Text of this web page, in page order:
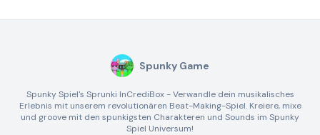
Spunky Game
Spunky Spiel's Sprunki InCrediBox - Verwandle dein musikalisches
Erlebnis mit unserem revolutionären Beat-Making-Spiel. Kreiere, mixe
und groove mit den spunkigsten Charakteren und Sounds im Spunky
Spiel Universum!